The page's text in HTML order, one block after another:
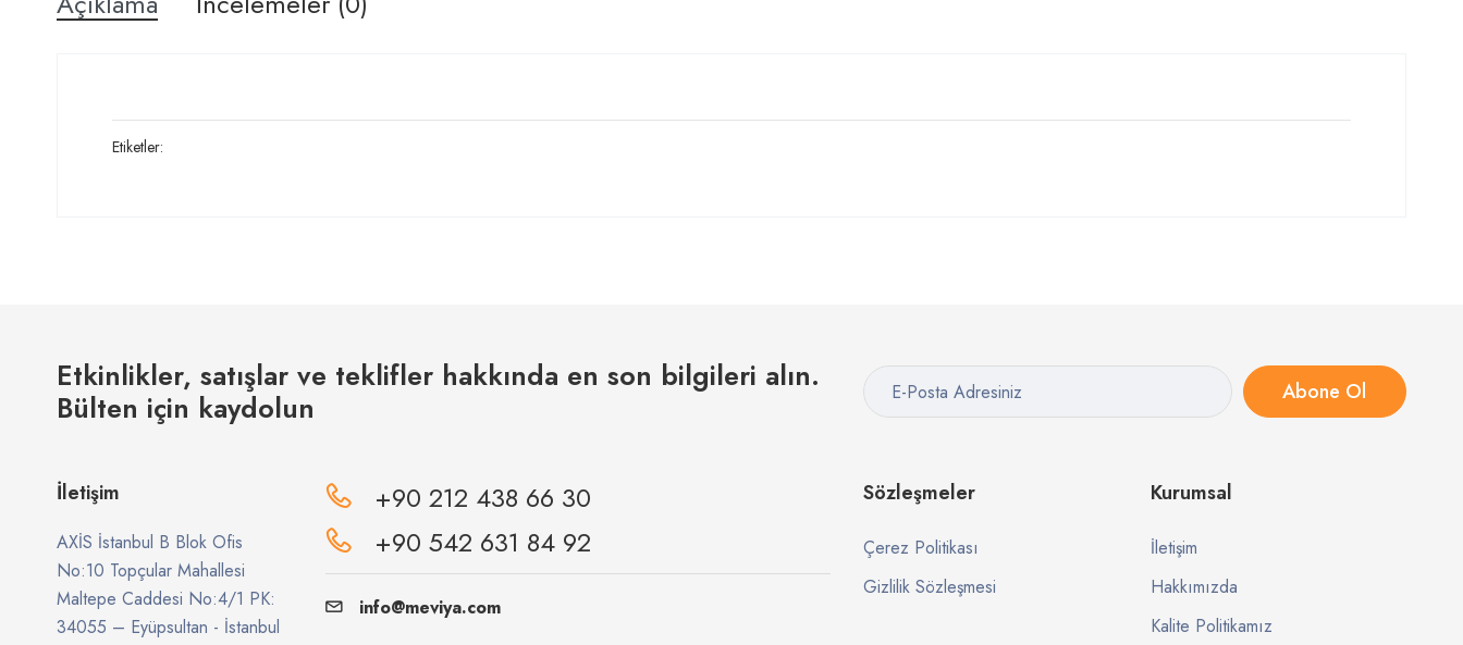
Etiketler:
Etkinlikler, satışlar ve teklifler hakkında en son bilgileri alın.
Bülten için kaydolun
Abone Ol
İletişim
AXİS İstanbul B Blok Ofis
No:10 Topçular Mahallesi
Maltepe Caddesi No:4/1 PK:
34055 – Eyüpsultan - İstanbul
+90 212 438 66 30
+90 542 631 84 92
info@meviya.com
Sözleşmeler
Çerez Politikası
Gizlilik Sözleşmesi
Kurumsal
İletişim
Hakkımızda
Kalite Politikamız